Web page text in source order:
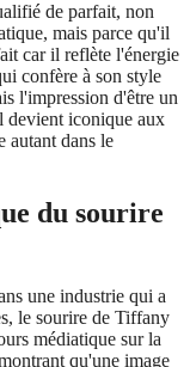
de parfait, non
mais parce qu'il
car il reflète l'énergie
confère à son style
l'impression d'être un
devient iconique aux
autant dans le
du sourire
une industrie qui a
le sourire de Tiffany
médiatique sur la
qu'une image